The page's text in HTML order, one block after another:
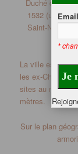
Duché de
1532 (union
Saint-Nazaire
La ville est la
lesex-Chantiers
sites au monde
mètres.
Sur le plan
Email
*